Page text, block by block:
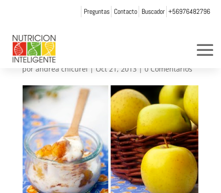
Preguntas Contacto Buscador +56976482796
postre de manzana
yogourt
por andrea chicurel | Oct 21, 2013| 0 Comentarios